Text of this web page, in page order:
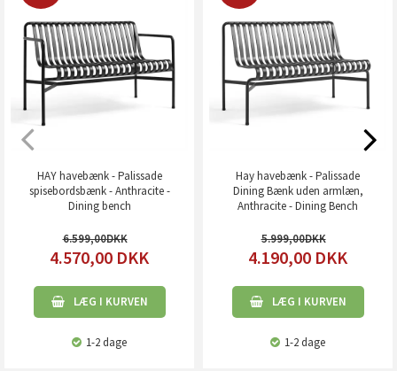
HAY havebænk - Palissade
spisebordsbænk - Anthracite -
Dining bench
6.599,00
4.570,00 DKK
LÆG I KURVEN
1-2 dage
Hay havebænk - Palissade
Dining Bænk uden armlæn,
Anthracite - Dining Bench
5.999,00
4.190,00 DKK
LÆG I KURVEN
1-2 dage